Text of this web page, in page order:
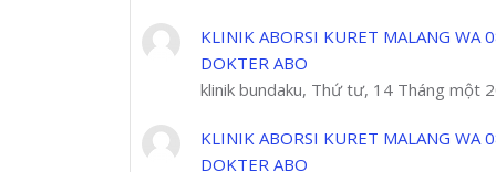
KLINIK ABORSI KURET MALANG
DOKTER ABO
klinik bundaku, Thứ tư, 14 Tháng một
KLINIK ABORSI KURET MALANG
DOKTER ABO